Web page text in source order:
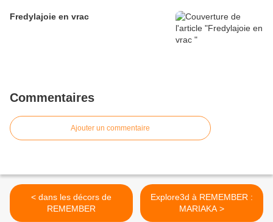
Fredylajoie en vrac
Commentaires
Ajouter un commentaire
< dans les décors de
REMEMBER
Explore3d à REMEMBER :
MARIAKA >